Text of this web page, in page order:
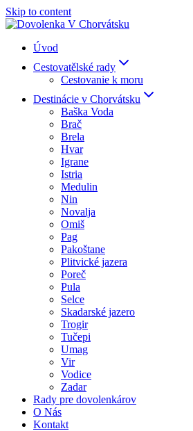
Skip to content
Úvod
Cestovatělské rady
Cestovanie k moru
Destinácie v Chorvátsku
Baška Voda
Brač
Brela
Hvar
Igrane
Istria
Medulin
Nin
Novalja
Omiš
Pag
Pakoštane
Plitvické jazera
Poreč
Pula
Selce
Skadarské jazero
Trogir
Tučepi
Umag
Vir
Vodice
Zadar
Rady pre dovolenkárov
O Nás
Kontakt